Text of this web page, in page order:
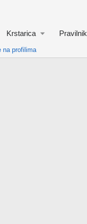
Krstarica Pravilnik
na profilima